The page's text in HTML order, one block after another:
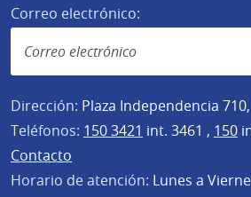
Correo electrónico:
Dirección: Plaza Independencia
Teléfonos: 150 3421 int. 3461 , 150
Contacto
Horario de atención: Lunes a